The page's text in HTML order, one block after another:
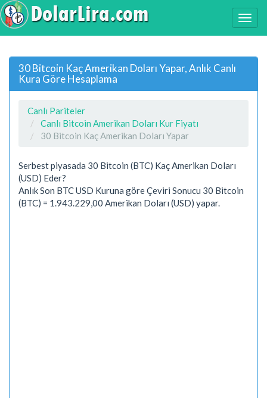
30 Bitcoin Kaç Amerikan Doları Yapar, Anlık Canlı
Kura Göre Hesaplama
Canlı Pariteler
Canlı Bitcoin Amerikan Doları Kur Fiyatı
30 Bitcoin Kaç Amerikan Doları Yapar
Serbest piyasada 30 Bitcoin (BTC) Kaç Amerikan Doları
(USD) Eder?
Anlık Son BTC USD Kuruna göre Çeviri Sonucu 30 Bitcoin
(BTC) = 1.943.229,00 Amerikan Doları (USD) yapar.